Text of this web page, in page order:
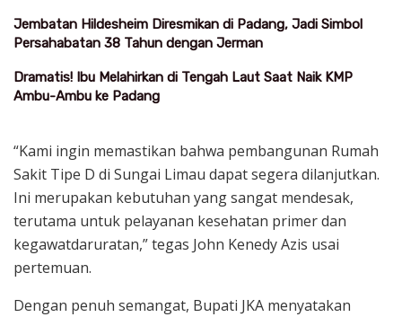
Jembatan Hildesheim Diresmikan di Padang, Jadi Simbol
Persahabatan 38 Tahun dengan Jerman
Dramatis! Ibu Melahirkan di Tengah Laut Saat Naik KMP
Ambu-Ambu ke Padang
“Kami ingin memastikan bahwa pembangunan Rumah
Sakit Tipe D di Sungai Limau dapat segera dilanjutkan.
Ini merupakan kebutuhan yang sangat mendesak,
terutama untuk pelayanan kesehatan primer dan
kegawatdaruratan,” tegas John Kenedy Azis usai
pertemuan.
Dengan penuh semangat, Bupati JKA menyatakan